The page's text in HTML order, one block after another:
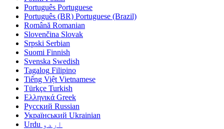
Português Portuguese
Português (BR) Portuguese (Brazil)
Română Romanian
Slovenčina Slovak
Srpski Serbian
Suomi Finnish
Svenska Swedish
Tagalog Filipino
Tiếng Việt Vietnamese
Türkçe Turkish
Ελληνικά Greek
Русский Russian
Український Ukrainian
اردو Urdu